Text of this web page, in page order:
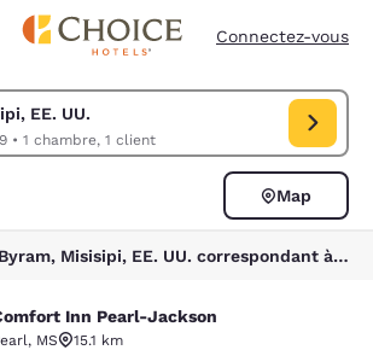
Connectez-vous
EE. UU.
• 1 chambre, 1 client
pour Byram, Misisipi, EE. UU.. Date d’arrivée
Map
3 hôtels près de Byram, Misisipi, EE. UU. correspondant à vos filtres
Pearl-Jackson
Inn Pearl-Jackson
, MS
15.1 km